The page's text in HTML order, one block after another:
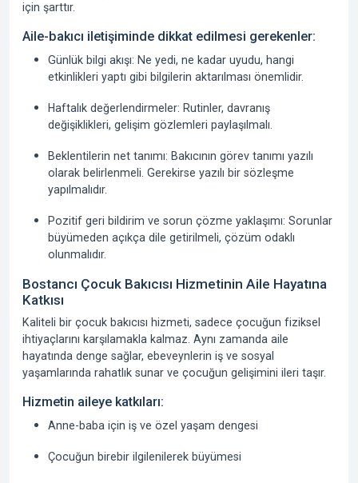
için şarttır.
Aile-bakıcı iletişiminde dikkat edilmesi gerekenler:
Günlük bilgi akışı: Ne yedi, ne kadar uyudu, hangi
etkinlikleri yaptı gibi bilgilerin aktarılması önemlidir.
Haftalık değerlendirmeler: Rutinler, davranış
değişiklikleri, gelişim gözlemleri paylaşılmalı.
Beklentilerin net tanımı: Bakıcının görev tanımı yazılı
olarak belirlenmeli. Gerekirse yazılı bir sözleşme
yapılmalıdır.
Pozitif geri bildirim ve sorun çözme yaklaşımı: Sorunlar
büyümeden açıkça dile getirilmeli, çözüm odaklı
olunmalıdır.
Bostancı Çocuk Bakıcısı Hizmetinin Aile Hayatına
Katkısı
Kaliteli bir çocuk bakıcısı hizmeti, sadece çocuğun fiziksel
ihtiyaçlarını karşılamakla kalmaz. Aynı zamanda aile
hayatında denge sağlar, ebeveynlerin iş ve sosyal
yaşamlarında rahatlık sunar ve çocuğun gelişimini ileri taşır.
Hizmetin aileye katkıları:
Anne-baba için iş ve özel yaşam dengesi
Çocuğun birebir ilgilenilerek büyümesi